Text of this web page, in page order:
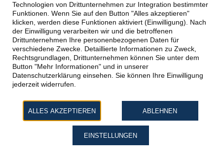
Ausbildungs-Methoden
Windtunnel
Schnupperkurs
Lizenzausbildung
Kontakt zu AIR-SPORT
Büro & Sprungplatz
Impressum
Technologien von Drittunternehmen zur Integration bestimmter
Funktionen. Wenn Sie auf den Button "Alles akzeptieren"
klicken, werden diese Funktionen aktiviert (Einwilligung). Nach
der Einwilligung verarbeiten wir und die betroffenen
Drittunternehmen Ihre personenbezogenen Daten für
verschiedene Zwecke. Detaillierte Informationen zu Zweck,
Rechtsgrundlagen, Drittunternehmen können Sie unter dem
Button "Mehr Informationen" und in unserer
Datenschutzerklärung einsehen. Sie können Ihre Einwilligung
jederzeit widerrufen.
ALLES AKZEPTIEREN ABLEHNEN
EINSTELLUNGEN